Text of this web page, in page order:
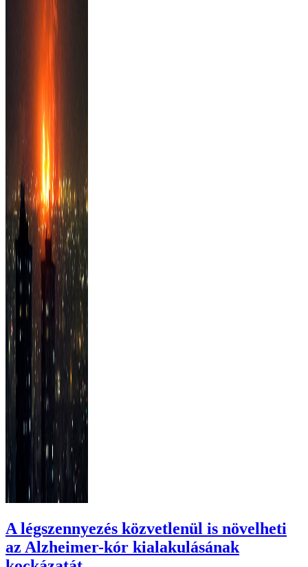
A légszennyezés közvetlenül is növelheti
az Alzheimer-kór kialakulásának